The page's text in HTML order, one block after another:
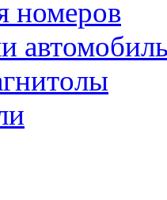
номеров